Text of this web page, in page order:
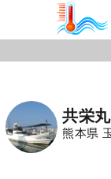
共栄丸
熊本県